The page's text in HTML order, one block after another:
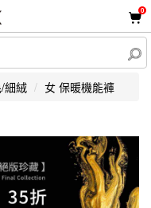
0
細絨 女 保暖機能褲